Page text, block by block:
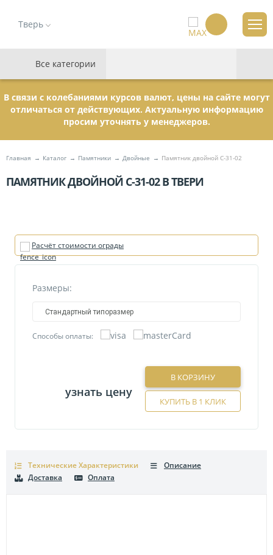
Тверь
Все категории
В связи с колебаниями курсов валют, цены на сайте могут
отличаться от действующих. Актуальную информацию
просим уточнять у менеджеров.
Главная Каталог Памятники Двойные Памятник двойной С-31-02
ПАМЯТНИК ДВОЙНОЙ С-31-02 В ТВЕРИ
Расчёт стоимости ограды
Размеры:
Стандартный типоразмер
Способы оплаты:
узнать цену
В КОРЗИНУ
КУПИТЬ В 1 КЛИК
Технические Характеристики
Описание
Доставка
Оплата